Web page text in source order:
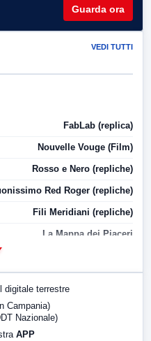
Guarda ora
VEDI TUTTI
FabLab (replica)
Nouvelle Vouge (Film)
Rosso e Nero (repliche)
Red Roger (repliche)
Fili Meridiani (repliche)
La Mappa dei Piaceri
digitale terrestre
Campania)
Nazionale)
APP